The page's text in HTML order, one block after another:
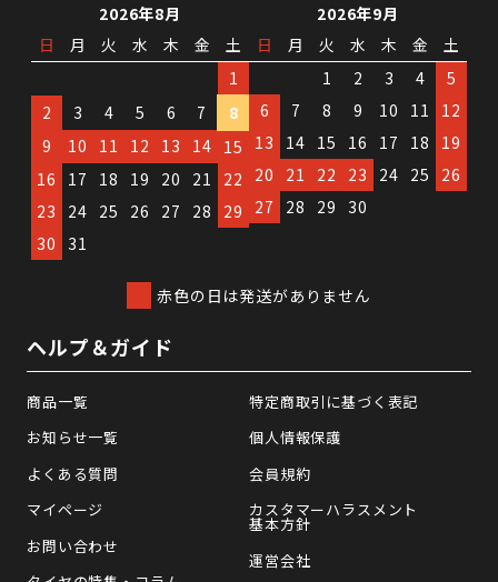
2026年8月
日
月 火 水 木 金
土
1
2
3 4 5 6 7
8
9
10 11 12 13 14 15
16
17 18 19 20 21
22
23
24 25 26 27 28
29
30
31
2026年9月
日
月 火 水 木 金
土
1
2 3 4
5
6
7 8 9 10 11
12
13
14 15 16 17 18
19
20
21 22 23 24 25
26
27
28 29 30
赤色の日は発送がありません
ヘルプ＆ガイド
商品一覧
お知らせ一覧
よくある質問
マイページ
お問い合わせ
特定商取引に基づく表記
個人情報保護
会員規約
カスタマーハラスメント
基本方針
運営会社